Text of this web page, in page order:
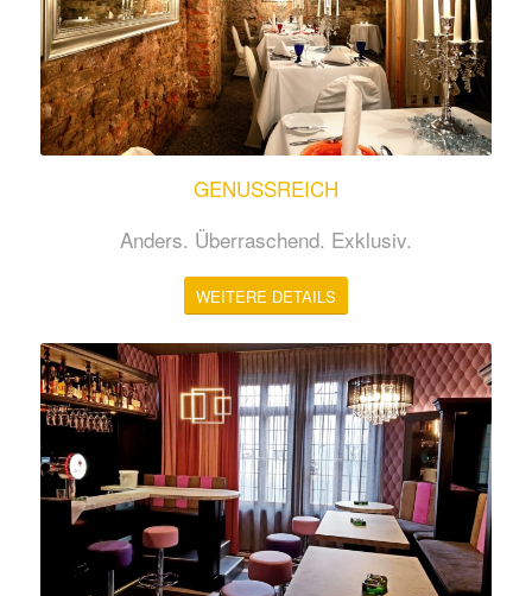
GENUSSREICH
Anders. Überraschend. Exklusiv.
WEITERE DETAILS